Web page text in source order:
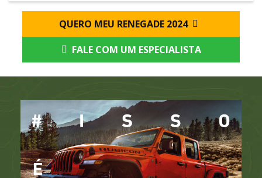
QUERO MEU RENEGADE 2024
FALE COM UM ESPECIALISTA